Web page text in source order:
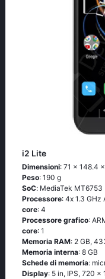
i2 Lite
Dimensioni: 71 x 148.4
Peso: 190 g
SoC: МеdiаТеk МТ6753
Processore: 4х 1.3
core: 4
Processore grafico:
core: 1
Memoria RAM: 2 GB,
Memoria interna: 8 GB
Schede di memoria:
Display: 5 in, IPS, 720 x